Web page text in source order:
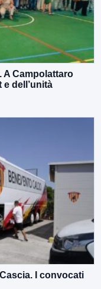
A Campolattaro
dell’unità
I convocati